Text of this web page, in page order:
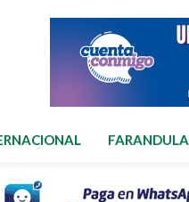
FARANDULA